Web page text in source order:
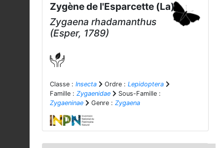
Zygène de l'Esparcette (La)
Zygaena rhadamanthus
(Esper, 1789)
Classe : Insecta Ordre : Lepidoptera
Famille : Zygaenidae
Sous-Famille :
Zygaeninae
Genre : Zygaena